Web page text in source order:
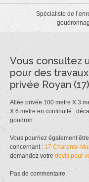
Spécialiste de
Vous consultez
pour des
privée Royan (17)
Allée privée 100 metre X 3
X 6 metre en continuité :
goudron.
Vous pourriez également
concernant : 17 Charente-
demandez votre devis pour
Pas de commentaire.